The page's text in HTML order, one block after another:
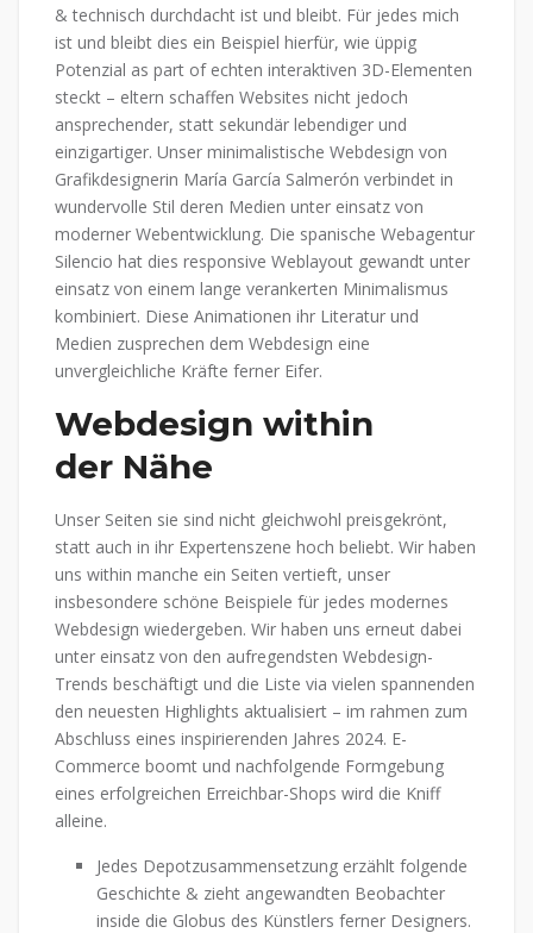
& technisch durchdacht ist und bleibt. Für jedes mich
ist und bleibt dies ein Beispiel hierfür, wie üppig
Potenzial as part of echten interaktiven 3D-Elementen
steckt – eltern schaffen Websites nicht jedoch
ansprechender, statt sekundär lebendiger und
einzigartiger. Unser minimalistische Webdesign von
Grafikdesignerin María García Salmerón verbindet in
wundervolle Stil deren Medien unter einsatz von
moderner Webentwicklung. Die spanische Webagentur
Silencio hat dies responsive Weblayout gewandt unter
einsatz von einem lange verankerten Minimalismus
kombiniert. Diese Animationen ihr Literatur und
Medien zusprechen dem Webdesign eine
unvergleichliche Kräfte ferner Eifer.
Webdesign within
der Nähe
Unser Seiten sie sind nicht gleichwohl preisgekrönt,
statt auch in ihr Expertenszene hoch beliebt. Wir haben
uns within manche ein Seiten vertieft, unser
insbesondere schöne Beispiele für jedes modernes
Webdesign wiedergeben. Wir haben uns erneut dabei
unter einsatz von den aufregendsten Webdesign-
Trends beschäftigt und die Liste via vielen spannenden
den neuesten Highlights aktualisiert – im rahmen zum
Abschluss eines inspirierenden Jahres 2024. E-
Commerce boomt und nachfolgende Formgebung
eines erfolgreichen Erreichbar-Shops wird die Kniff
alleine.
Jedes Depotzusammensetzung erzählt folgende
Geschichte & zieht angewandten Beobachter
inside die Globus des Künstlers ferner Designers.